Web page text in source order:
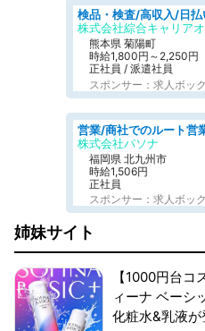
株式会社綜合キャリア
熊本県 菊陽町
時給1,800円～2,250円
正社員 / 派遣社員
スポンサー：求人ボッ
株式会社パソナ
福岡県 北九州市
時給1,506円
正社員
スポンサー：求人ボッ
姉妹サイト
【1000円台
ィーナ ベーシ
化粧水&乳液が